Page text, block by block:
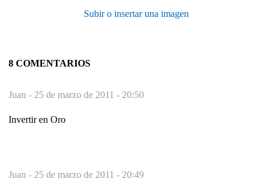
Subir o insertar una imagen
8 COMENTARIOS
Juan - 25 de marzo de 2011 - 20:50
Invertir en Oro
Juan - 25 de marzo de 2011 - 20:49